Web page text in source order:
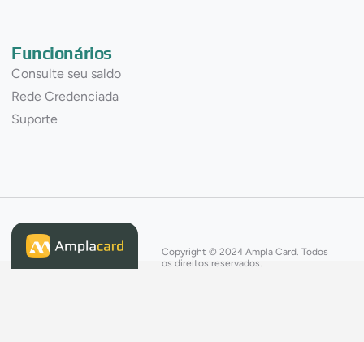
Funcionários
Consulte seu saldo
Rede Credenciada
Suporte
Copyright © 2024 Ampla Card. Todos
os direitos reservados.